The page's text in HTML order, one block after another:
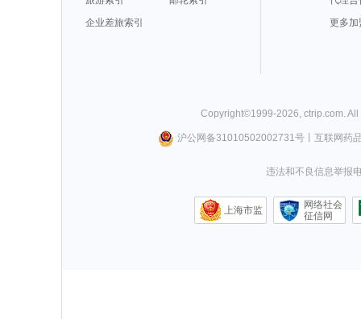
企业差旅索引
更多加
Copyright©1999-2026 ctrip.com .
沪公网备31010502002731号丨 互联网药
违法和不良信息举报
上海市监
网络社会
征信网